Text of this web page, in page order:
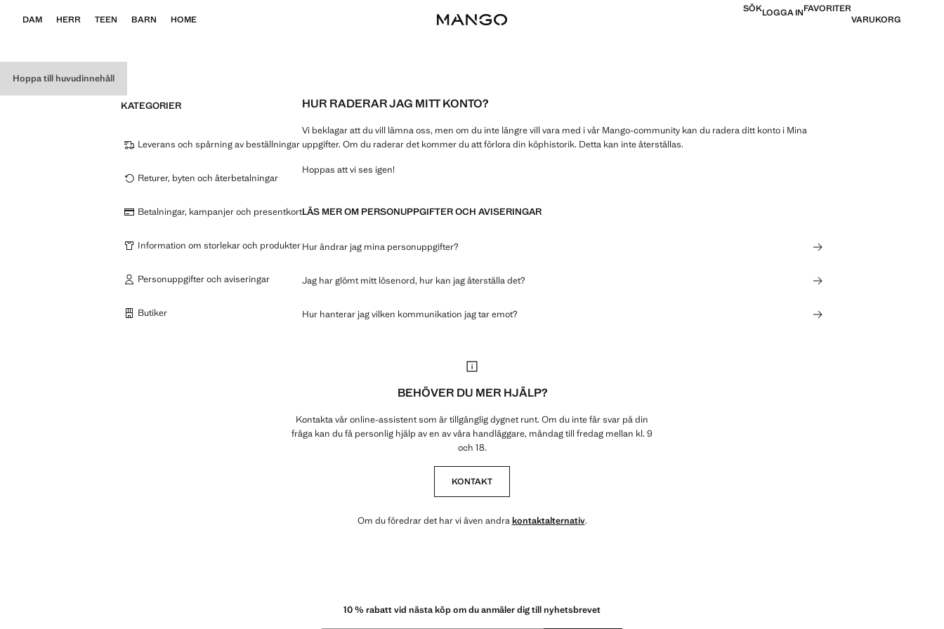
Hoppa till huvudinnehåll
DAM HERR TEEN BARN HOME
SÖKLOGGA INFAVORITER
VARUKORG
HUR RADERAR JAG MITT KONTO?
Vi beklagar att du vill lämna oss, men om du inte längre vill vara med i vår Mango-community kan du radera ditt konto i Mina
uppgifter. Om du raderar det kommer du att förlora din köphistorik. Detta kan inte återställas.
Hoppas att vi ses igen!
LÄS MER OM PERSONUPPGIFTER OCH AVISERINGAR
Hur ändrar jag mina personuppgifter?
Jag har glömt mitt lösenord, hur kan jag återställa det?
Hur hanterar jag vilken kommunikation jag tar emot?
KATEGORIER
Leverans och spårning av beställningar
Returer, byten och återbetalningar
Betalningar, kampanjer och presentkort
Information om storlekar och produkter
Personuppgifter och aviseringar
Butiker
BEHÖVER DU MER HJÄLP?
Kontakta vår online-assistent som är tillgänglig dygnet runt. Om du inte får svar på din
fråga kan du få personlig hjälp av en av våra handläggare, måndag till fredag mellan kl. 9
och 18.
KONTAKT
Om du föredrar det har vi även andrakontaktalternativ.
10 % rabatt vid nästa köp om du anmäler dig till nyhetsbrevet